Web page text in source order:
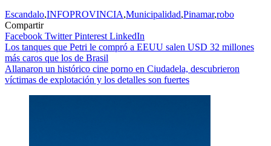
Escandalo,INFOPROVINCIA,Municipalidad,Pinamar,robo
Compartir
Facebook TwitterPinterest LinkedIn
Navegación
de
entradas
Los tanques que Petri le compró a EEUU salen USD 32 millones
más caros que los de Brasil
Allanaron un histórico cine porno en Ciudadela, descubrieron
víctimas de explotación y los detalles son fuertes